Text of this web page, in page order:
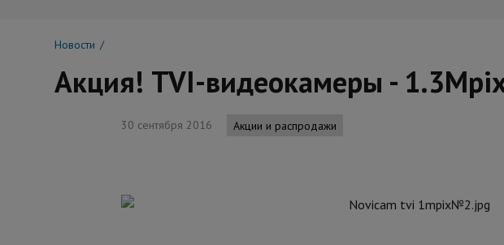
Новости
Акция! TVI-видеокамеры -
30 сентября 2016 Акции и распродажи